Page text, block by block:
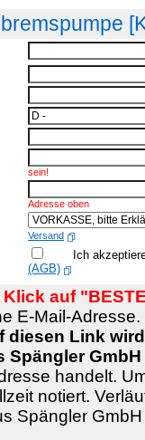
sein!
Adresse oben
Versand
Ich
(AGB)
Klick auf
E-Mail-Adresse.
diesen Link
Spängler
handelt.
notiert.
Spängler